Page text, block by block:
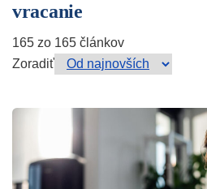
vracanie
165 zo 165 článkov
Zoradiť